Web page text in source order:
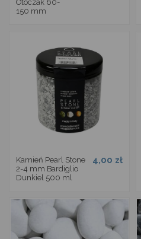
Otoczak 60-
150 mm
Kamień Pearl Stone
2-4 mm Bardiglio
Dunkiel 500 ml
4,00 zł